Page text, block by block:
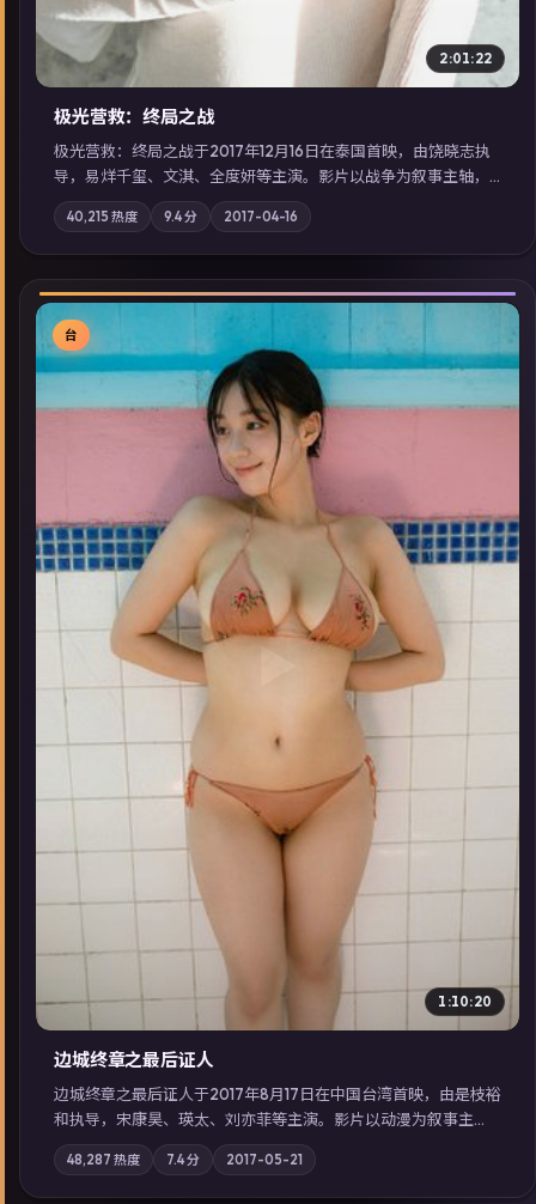
2:01:22
极光营救：终局之战
极光营救：终局之战于2017年12月16日在泰国首映，由饶晓志执
导，易烊千玺、文淇、全度妍等主演。影片以战争为叙事主轴，
一场意外将众人卷入不可撤回的连锁反应；摄影与配乐强化地域
气质；站内亦可通过「国产免费观看高清电视剧在线看」延展检
索同类型高分佳作，畅享高清在线追剧体验。
40,215 热度 9.4分 2017-04-16
▶
台
1:10:20
边城终章之最后证人
边城终章之最后证人于2017年8月17日在中国台湾首映，由是枝裕
和执导，宋康昊、瑛太、刘亦菲等主演。影片以动漫为叙事主
轴，两代人的执念在暴风雨夜正面相撞；摄影与配乐强化地域气
质；站内亦可通过「国产免费观看高清电视剧在线看」延展检索
同类型高分佳作，畅享高清在线追剧体验。
48,287 热度 7.4分 2017-05-21